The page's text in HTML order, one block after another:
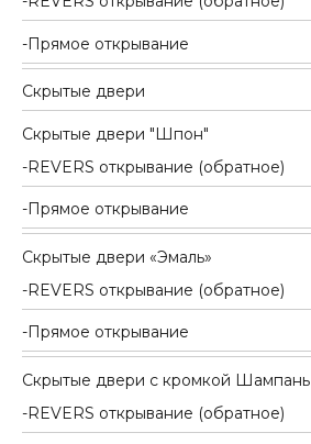
Прямое открывание
Скрытые двери
Скрытые двери "Шпон"
REVERS открывание (обратное)
Прямое открывание
Скрытые двери «Эмаль»
REVERS открывание (обратное)
Прямое открывание
Скрытые двери с кромкой Шампань
REVERS открывание (обратное)